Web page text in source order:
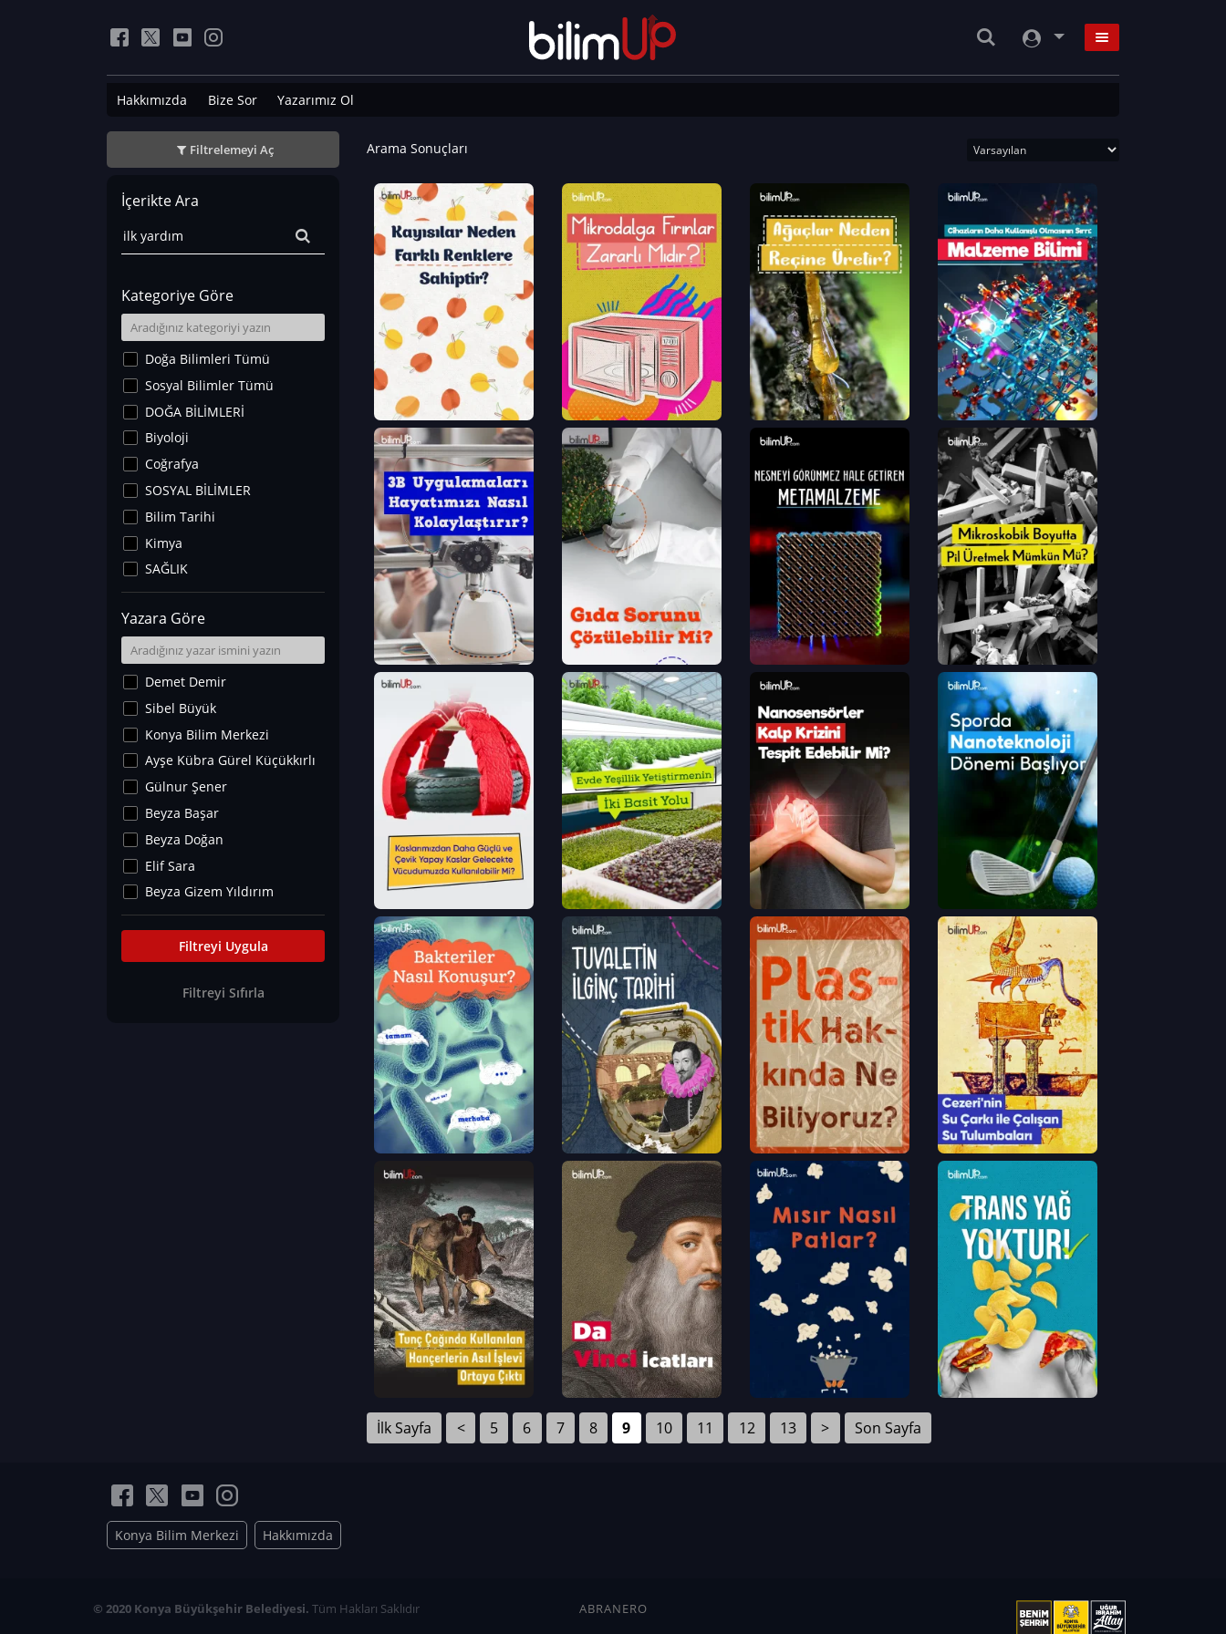
Hakkımızda Bize Sor Yazarımız Ol
Filtrelemeyi Aç
İçerikte Ara
Kategoriye Göre
Doğa Bilimleri Tümü
Sosyal Bilimler Tümü
DOĞA BİLİMLERİ
Biyoloji
Coğrafya
SOSYAL BİLİMLER
Bilim Tarihi
Kimya
SAĞLIK
Sanat Tarihi
Fizik
Yer Bilimleri
Astronomi ve Uzay
Noroloji
Matematik
Teknoloji
İklim Değişikliği
Arkeoloji
Kültür&Sanat
Yaşam Tavsiyeleri
Merakoloji
Eğitim Bilimleri
Yazara Göre
Demet Demir
Sibel Büyük
Konya Bilim Merkezi
Ayşe Kübra Gürel Küçükkırlı
Gülnur Şener
Beyza Başar
Beyza Doğan
Elif Sara
Beyza Gizem Yıldırım
İlknur İyigökler
Büşra Elif Kıvrak
Can TORUN
Filtreyi Uygula
Filtreyi Sıfırla
Arama Sonuçları
İlk Sayfa < 5 6 7 8 9 10 11 12 13 > Son Sayfa
Konya Bilim Merkezi Hakkımızda
© 2020 Konya Büyükşehir Belediyesi. Tüm Hakları Saklıdır ABRANERO